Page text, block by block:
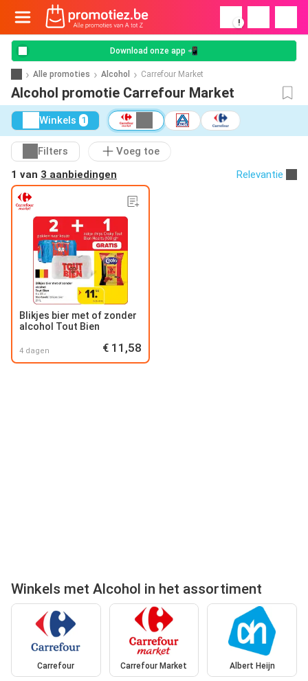
!
Download onze app 📲
Alle promoties Alcohol Carrefour Market
Alcohol promotie Carrefour Market
Winkels 1
Filters
Voeg toe
1 van 3 aanbiedingen Relevantie
Blikjes bier met of zonder
alcohol Tout Bien
4 dagen € 11,58
Winkels met Alcohol in het assortiment
Carrefour Carrefour Market Albert Heijn